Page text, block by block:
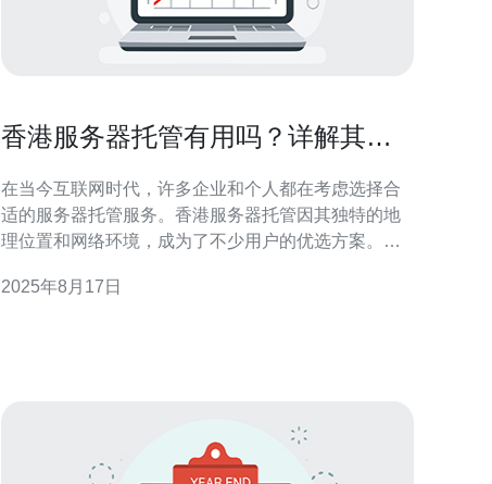
香港服务器托管有用吗？详解其优
在当今互联网时代，许多企业和个人都在考虑选择合
适的服务器托管服务。香港服务器托管因其独特的地
理位置和网络环境，成为了不少用户的优选方案。本
者做出更明智的选择。 香港服务器托管有哪些优势？
2025年8月17日